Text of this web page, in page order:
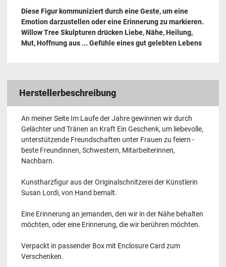
Diese Figur kommuniziert durch eine Geste, um eine
Emotion darzustellen oder eine Erinnerung zu markieren.
Willow Tree Skulpturen drücken Liebe, Nähe, Heilung,
Mut, Hoffnung aus ... Gefühle eines gut gelebten Lebens
Herstellerbeschreibung
An meiner Seite Im Laufe der Jahre gewinnen wir durch
Gelächter und Tränen an Kraft Ein Geschenk, um liebevolle,
unterstützende Freundschaften unter Frauen zu feiern -
beste Freundinnen, Schwestern, Mitarbeiterinnen,
Nachbarn.
Kunstharzfigur aus der Originalschnitzerei der Künstlerin
Susan Lordi, von Hand bemalt.
Eine Erinnerung an jemanden, den wir in der Nähe behalten
möchten, oder eine Erinnerung, die wir berühren möchten.
Verpackt in passender Box mit Enclosure Card zum
Verschenken.